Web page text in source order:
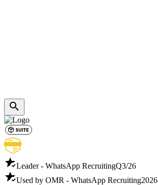
Leader - WhatsApp RecruitingQ3/26
Used by OMR - WhatsApp Recruiting2026